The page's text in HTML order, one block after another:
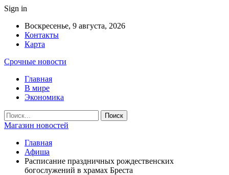
Sign in
Воскресенье, 9 августа, 2026
Контакты
Карта
Срочные новости
Главная
В мире
Экономика
Магазин новостей
Главная
Афиша
Расписание праздничных рождественских
богослужений в храмах Бреста